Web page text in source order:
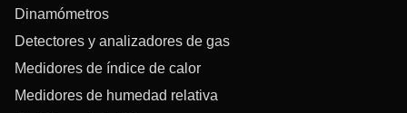
Dinamómetros
Detectores y analizadores de gas
Medidores de índice de calor
Medidores de humedad relativa